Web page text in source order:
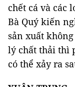
chết cá và các
Bà Quý kiến
sản xuất
lý chất thải thì
có thể xảy ra